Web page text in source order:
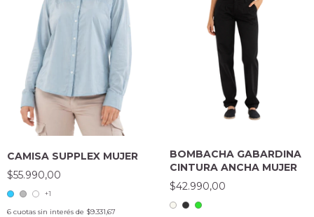
CAMISA SUPPLEX MUJER
$55.990,00
+1
6 cuotas sin interés de $9.331,67
BOMBACHA GABARDINA
CINTURA ANCHA MUJER
$42.990,00